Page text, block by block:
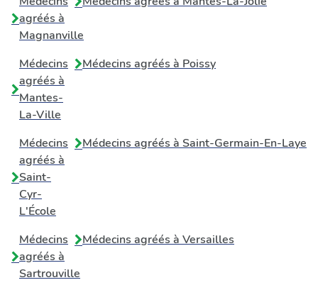
agréés à
Magnanville
Médecins
agréés à
Mantes-
La-Ville
Médecins agréés à Poissy
Médecins
agréés à
Saint-
Cyr-
L'École
Médecins agréés à Saint-Germain-En-Laye
Médecins
agréés à
Sartrouville
Médecins agréés à Versailles